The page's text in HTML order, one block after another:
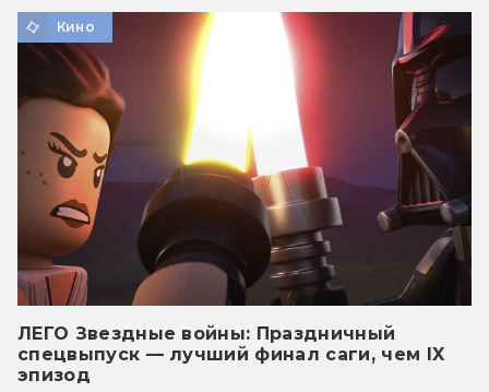
Кино
ЛЕГО Звездные войны: Праздничный
спецвыпуск — лучший финал саги, чем IX
эпизод